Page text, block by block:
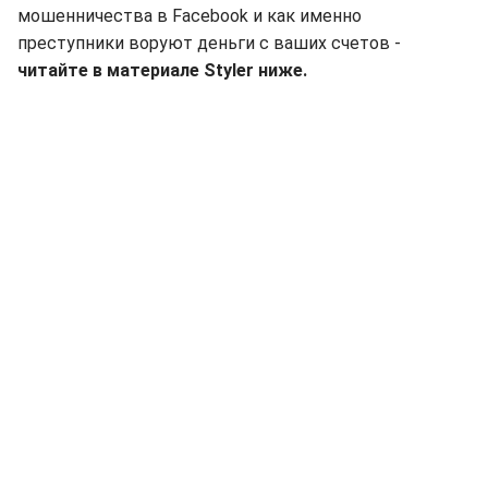
мошенничества в Facebook и как именно
преступники воруют деньги с ваших счетов -
читайте в материале Styler ниже.